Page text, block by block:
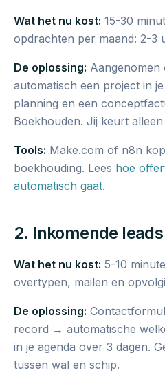
Wat het nu kost: 15-30
opdrachten per maand: 2-3
De oplossing:
automatisch een project in
planning en een
Boekhouden. Jij keurt
Tools: Make.com of n8n
boekhouding. Lees hoe
automatisch gaat.
2. Inkomende
Wat het nu kost: 5-10
overtypen, mailen en
De oplossing:
record → automatische
in je agenda over 3 dagen.
tussen wal en schip.